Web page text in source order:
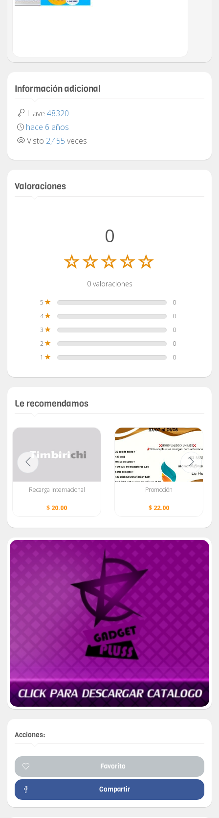
Información adicional
Llave 48320
hace 6 años
Visto 2,455 veces
Valoraciones
0
0 valoraciones
5
0
4
0
3
0
2
0
1
0
Le recomendamos
Recarga Internacional
$ 20.00
Promoción
$ 22.00
Acciones:
Favorito
Compartir